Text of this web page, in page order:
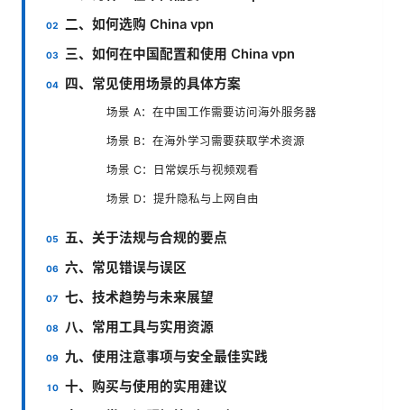
二、如何选购 China vpn
三、如何在中国配置和使用 China vpn
四、常见使用场景的具体方案
场景 A：在中国工作需要访问海外服务器
场景 B：在海外学习需要获取学术资源
场景 C：日常娱乐与视频观看
场景 D：提升隐私与上网自由
五、关于法规与合规的要点
六、常见错误与误区
七、技术趋势与未来展望
八、常用工具与实用资源
九、使用注意事项与安全最佳实践
十、购买与使用的实用建议